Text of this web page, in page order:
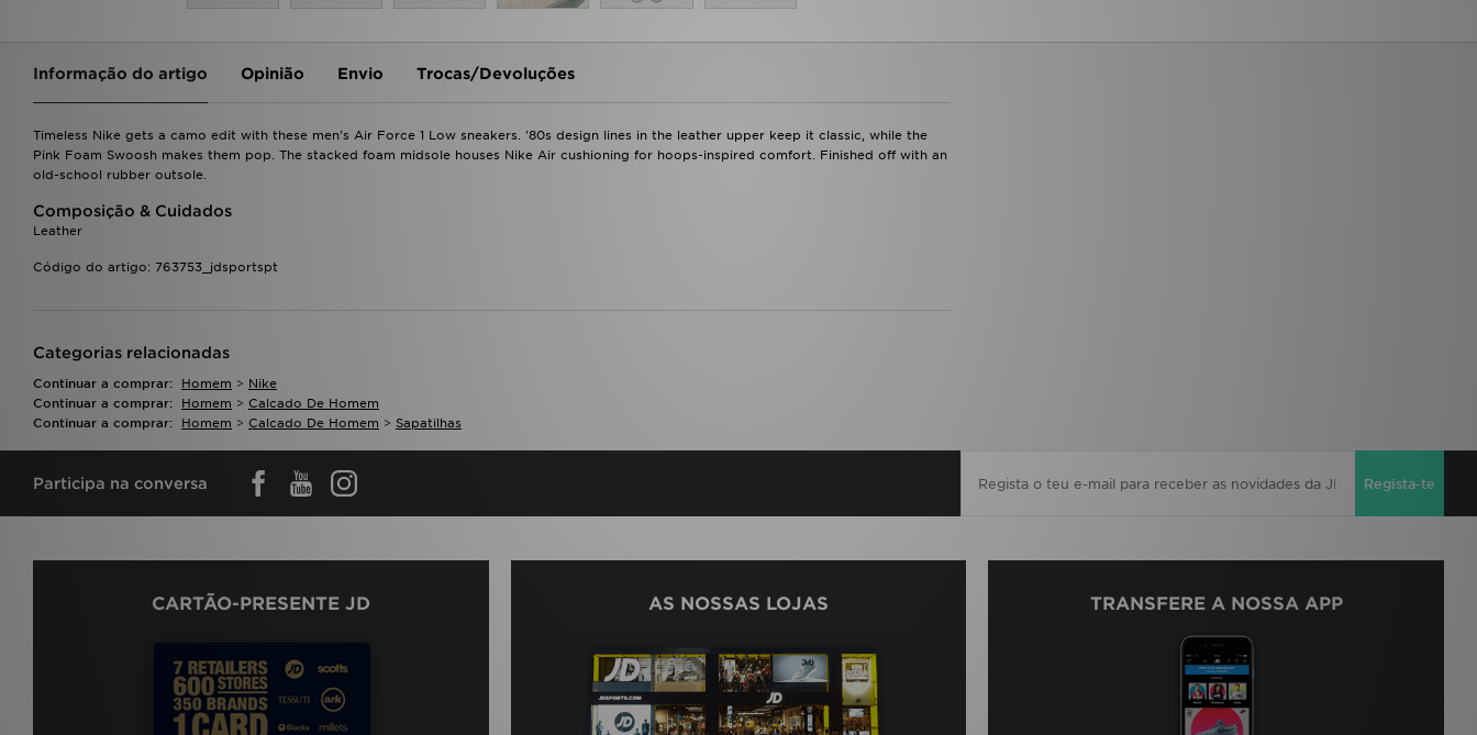
Informação do artigo Opinião Envio Trocas/Devoluções
Timeless Nike gets a camo edit with these men's Air Force 1 Low sneakers. '80s design lines in the leather upper keep it classic, while the
Pink Foam Swoosh makes them pop. The stacked foam midsole houses Nike Air cushioning for hoops-inspired comfort. Finished off with an
old-school rubber outsole.
Composição & Cuidados
Leather
Código do artigo: 763753_jdsportspt
Categorias relacionadas
Continuar a comprar: Homem > Nike
Continuar a comprar:
Homem > Calcado De Homem
Continuar a comprar:
Homem > Calcado De Homem > Sapatilhas
Participa na conversa Regista-te
CARTÃO-PRESENTE JD AS NOSSAS LOJAS TRANSFERE A NOSSA APP